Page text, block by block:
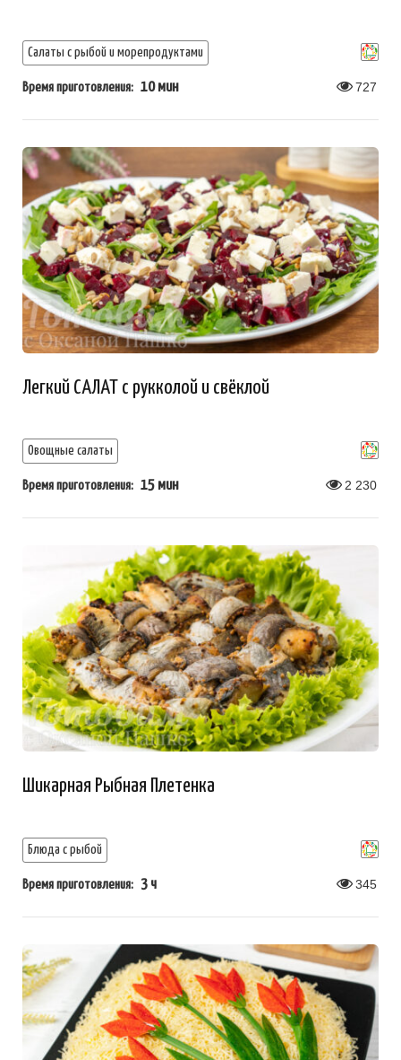
Салаты с рыбой и морепродуктами
Время приготовления: 10 мин 727
Легкий САЛАТ с рукколой и свёклой
Овощные салаты
Время приготовления: 15 мин 2 230
Шикарная Рыбная Плетенка
Блюда с рыбой
Время приготовления: 3 ч 345